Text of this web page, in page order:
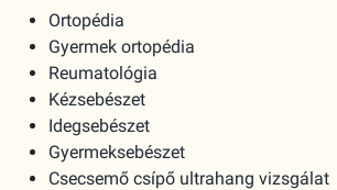
Ortopédia
Gyermek ortopédia
Reumatológia
Kézsebészet
Idegsebészet
Gyermeksebészet
Csecsemő csípő ultrahang vizsgálat